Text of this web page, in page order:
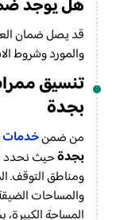
هل يوجد
والمورد وشروط
تنسيق
بجدة
من ضمن
بجدةحيث نحدد
ومناطق التوقف.
والمساحات
المساحة